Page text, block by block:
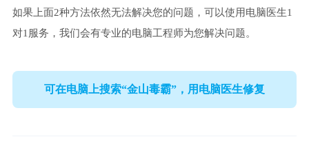
如果上面2种方法依然无法解决您的问题，可以使用电脑医生1
对1服务，我们会有专业的电脑工程师为您解决问题。
可在电脑上搜索“金山毒霸”，用电脑医生修复